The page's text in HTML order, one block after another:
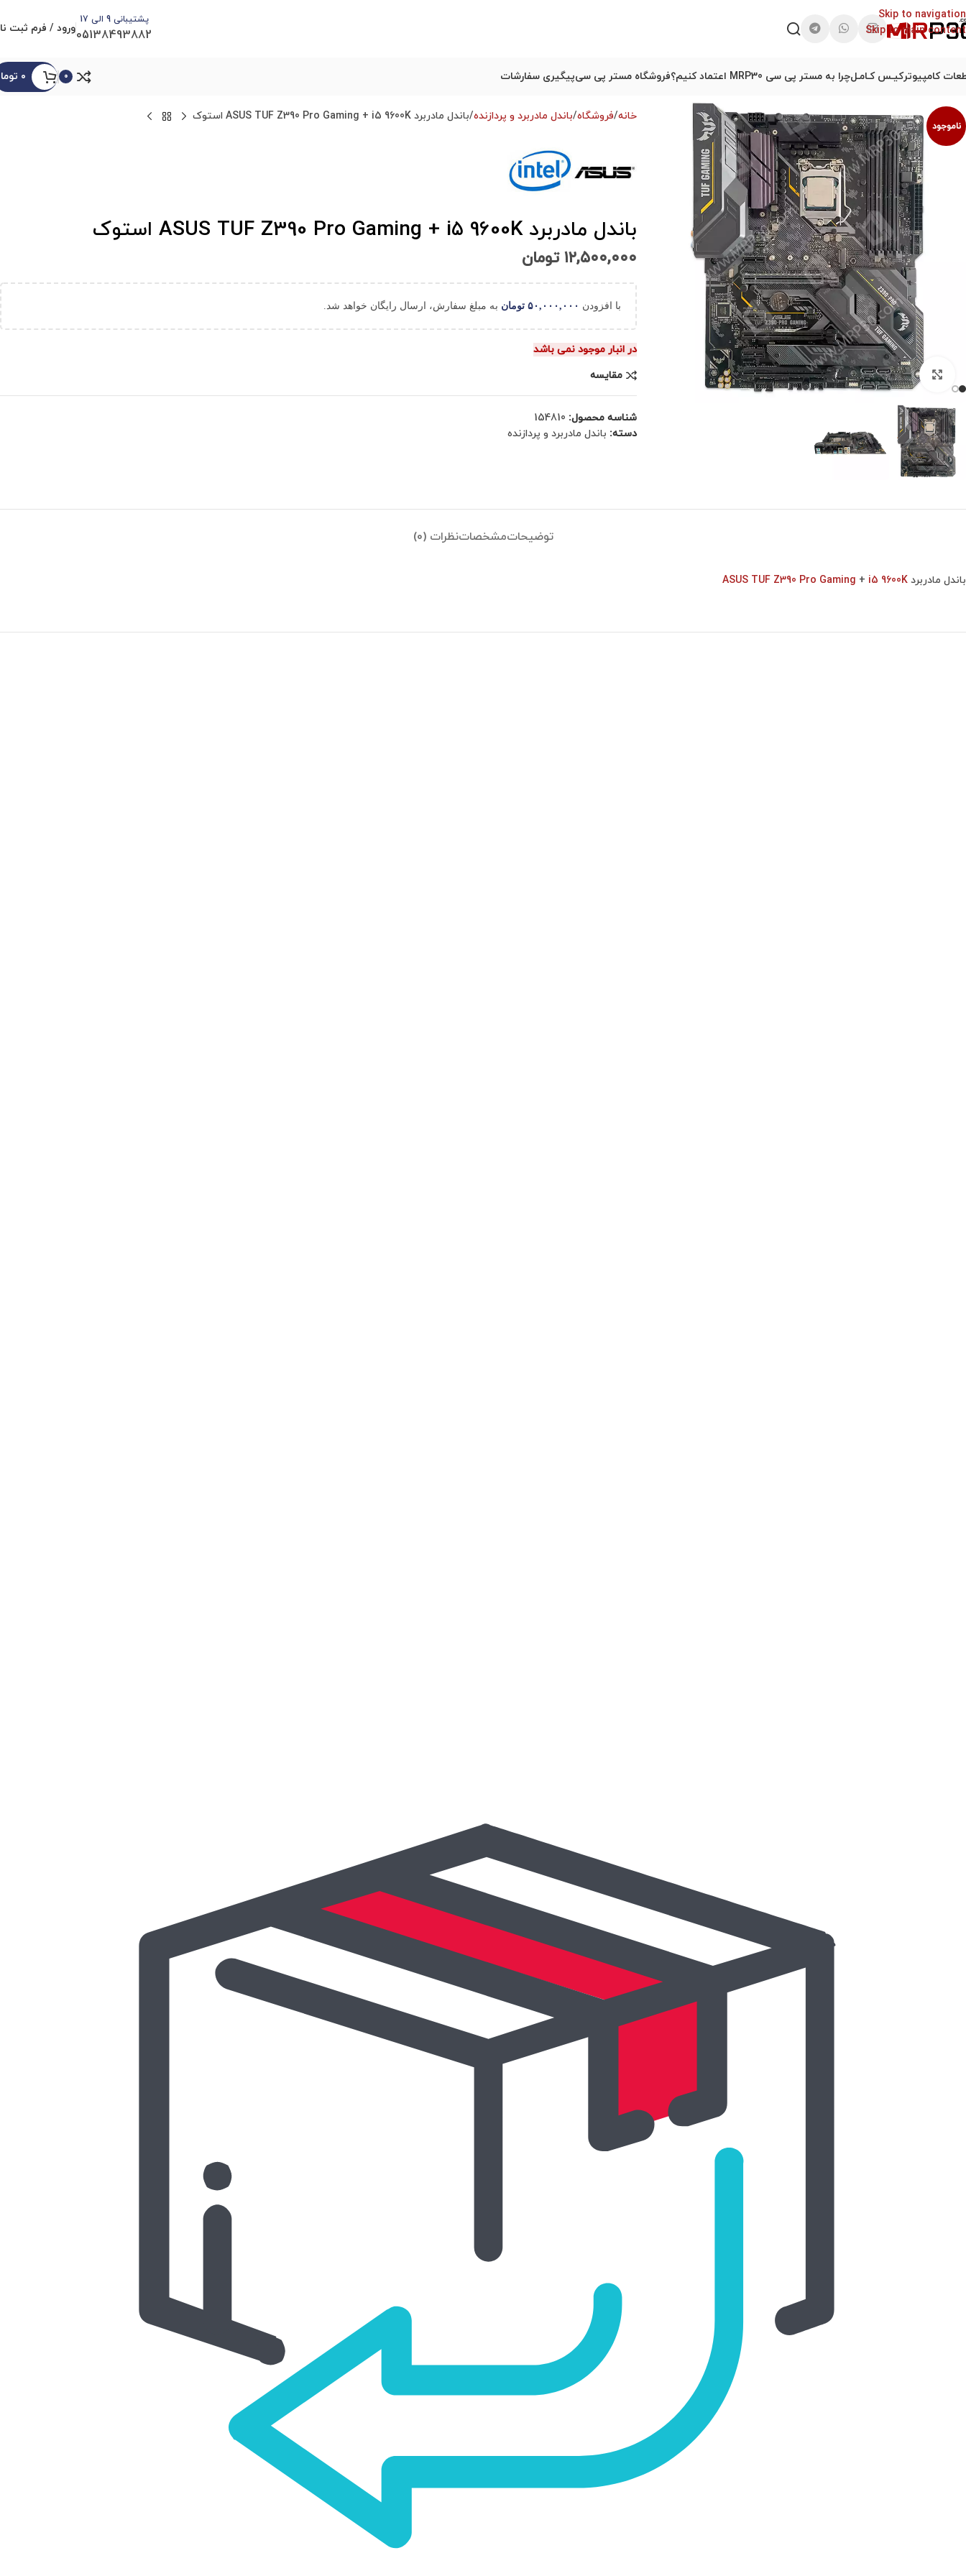
Skip to navigation
Skip to main content
پشتیبانی 9 الی 17
05138493882ورود / فرم ثبت
کامپیوترکیـس کـامـلچرا به مستر پی سی MRP30 اعتماد کنیم؟ فروشگاه مستر پی سیپیگیری سفارشات 0 ۰
ناموجود
برای بزرگنمایی کلیک کنید
خانه فروشگاه باندل مادربرد و پردازنده باندل مادربرد ASUS TUF Z390 Pro Gaming + i5 9600K استوک
باندل مادربرد ASUS TUF Z390 Pro Gaming + i5 9600K استوک
۱۲,۵۰۰,۰۰۰ تومان
با افزودن ۵۰,۰۰۰,۰۰۰ تومان به مبلغ سفارش، ارسال رایگان خواهد شد.
در انبار موجود نمی باشد
مقایسه
شناسه محصول: 154810
دسته: باندل مادربرد و پردازنده
توضیحاتمشخصاتنظرات (0)
باندل مادربرد ASUS TUF Z390 Pro Gaming + i5 9600K